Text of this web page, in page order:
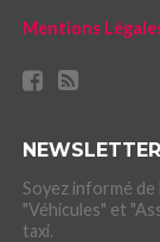
Mentions
NEWSLETTER
Soyez informé
"Véhicules" et
taxi.